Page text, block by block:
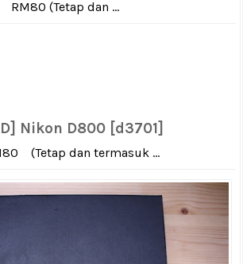
RM80 (Tetap dan ...
Nikon D800 [d3701]
(Tetap dan termasuk ...